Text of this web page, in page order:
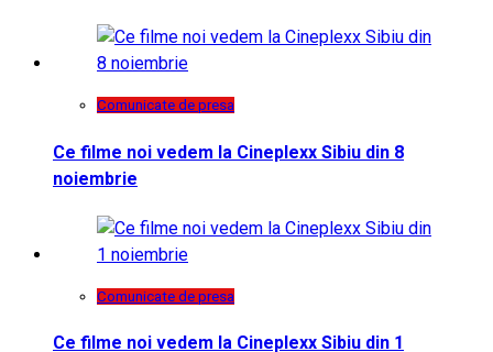
Comunicate de presa
Ce filme noi vedem la Cineplexx Sibiu din 8
noiembrie
Comunicate de presa
Ce filme noi vedem la Cineplexx Sibiu din 1